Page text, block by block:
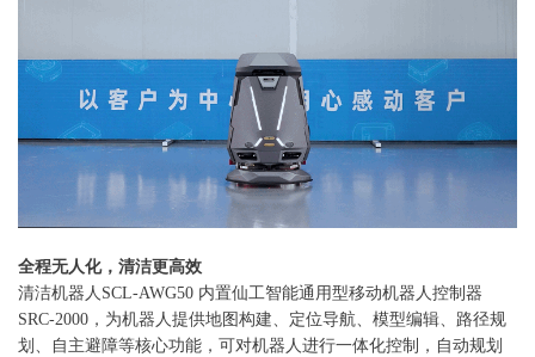
全程无人化，清洁更高效
清洁机器人SCL-AWG50 内置仙工智能通用型移动机器人控制器
SRC-2000，为机器人提供地图构建、定位导航、模型编辑、路径规
划、自主避障等核心功能，可对机器人进行一体化控制，自动规划